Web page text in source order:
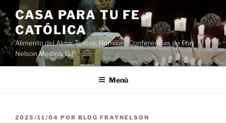
Saltar
al
contenido
CASA PARA TU FE
CATÓLICA
Alimento del Alma: Textos, Homilias, Conferencias de Fray
Nelson Medina, O.P.
Menú
PUBLICADO
2025/11/04 POR BLOG FRAYNELSON